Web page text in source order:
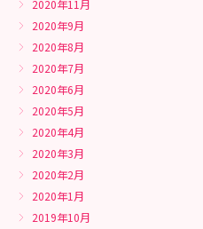
2020年11月
2020年9月
2020年8月
2020年7月
2020年6月
2020年5月
2020年4月
2020年3月
2020年2月
2020年1月
2019年10月